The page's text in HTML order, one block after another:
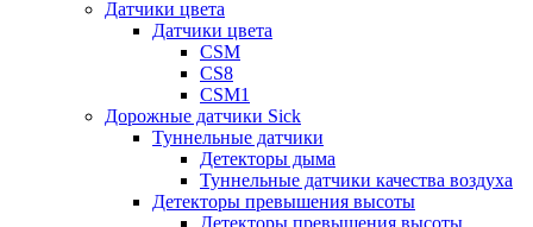
Датчики цвета
Датчики цвета
CSM
CS8
CSM1
Дорожные датчики Sick
Туннельные датчики
Детекторы дыма
Туннельные датчики качества воздуха
Детекторы превышения высоты
Детекторы превышения высоты